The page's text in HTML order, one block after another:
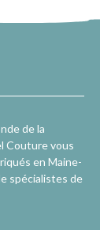
de la
Couture vous
en Maine-
spécialistes de